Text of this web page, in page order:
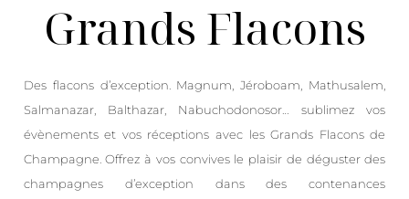
Grands Flacons
Des flacons d’exception. Magnum, Jéroboam, Mathusalem,
Salmanazar, Balthazar, Nabuchodonosor… sublimez vos
évènements et vos réceptions avec les Grands Flacons de
Champagne. Offrez à vos convives le plaisir de déguster des
champagnes d’exception dans des contenances